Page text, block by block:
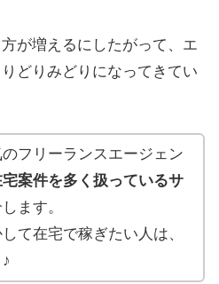
が増えるにしたがって、エ
どりみどりになってきてい
フリーランスエージェン
案件を多く扱っているサ
ます。
て在宅で稼ぎたい人は、